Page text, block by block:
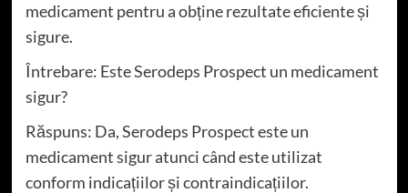
medicament pentru a obține rezultate eficiente și
sigure.
Întrebare: Este Serodeps Prospect un medicament
sigur?
Răspuns: Da, Serodeps Prospect este un
medicament sigur atunci când este utilizat
conform indicațiilor și contraindicațiilor.